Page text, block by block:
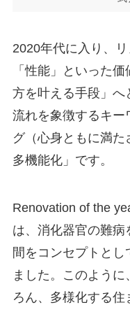
2020年代に入り、
「性能」といった
方を叶える手段」
流れを象徴するキー
グ（心身ともに満
多機能化」です。
Renovation of the
は、消化器官の難
間をコンセプトと
ました。このよう
ろん、多様化する